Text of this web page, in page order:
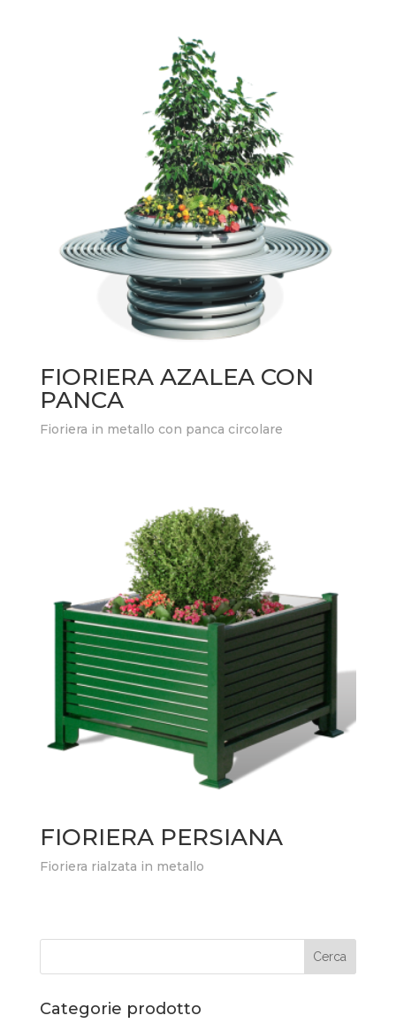
FIORIERA AZALEA CON
PANCA
Fioriera in metallo con panca circolare
FIORIERA PERSIANA
Fioriera rialzata in metallo
Categorie prodotto